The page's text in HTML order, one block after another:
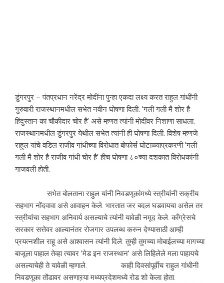
डुंगरपुर – पंतप्रधान नरेंद्र मोदींना पुन्हा एकदा लक्ष्य करत राहुल गांधींनी
गुरुवारी राजस्थानमधील सभेत नवीन घोषणा दिली. ’गली गली मै शोर है
हिंदुस्तान का चौकीदार चोर है’ असे म्हणत त्यांनी मोदींवर निशाणा साधला.
राजस्थानमधील डुंगरपुर येथील सभेत त्यांनी ही घोषणा दिली. विशेष म्हणजे
राहुल यांचे वडिल राजीव गांधीच्या विरोधात बोफोर्स घोटाळ्याप्रकरणी ’गली
गली मै शोर है राजीव गांधी चोर है’ हीच घोषणा ८०च्या दशकात विरोधकांनी
गाजवली होती.
सभेत बोलताना राहुल यांनी निवडणूकांमध्ये स्त्रीयांनी सक्रीय
सहभाग नोंदवावा असे आवाहन केले. भारतात जर बदल घडवायचा असेल तर
स्त्रीयांचा सहभाग अनिवार्य असल्याचे त्यांनी यावेळी नमूद केले. कॉंग्रेसचे
सरकार सत्तेवर आल्यानंतर रोजगार उपलब्ध करुन देण्यासाठी आम्ही
प्रयत्नशील राहू असे आश्वासन त्यांनी दिले. तुम्ही तुमच्या मोबाईलच्या मागच्या
बाजूला पाहाल तेव्हा त्यावर ’मेड इन राजस्थान’ असे लिहिलेले मला पाहायचे
असल्याचेही ते यावेळी म्हणाले. काही दिवसांपूर्वीच राहुल गांधीनी
निवडणूका तोंडावर असणाऱया मध्यप्रदेशमध्ये रोड शो केला होता.